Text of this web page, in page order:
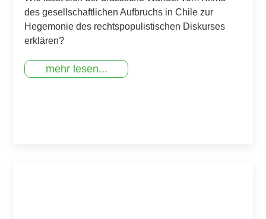
des gesellschaftlichen Aufbruchs in Chile zur
Hegemonie des rechtspopulistischen Diskurses
erklären?
mehr lesen...